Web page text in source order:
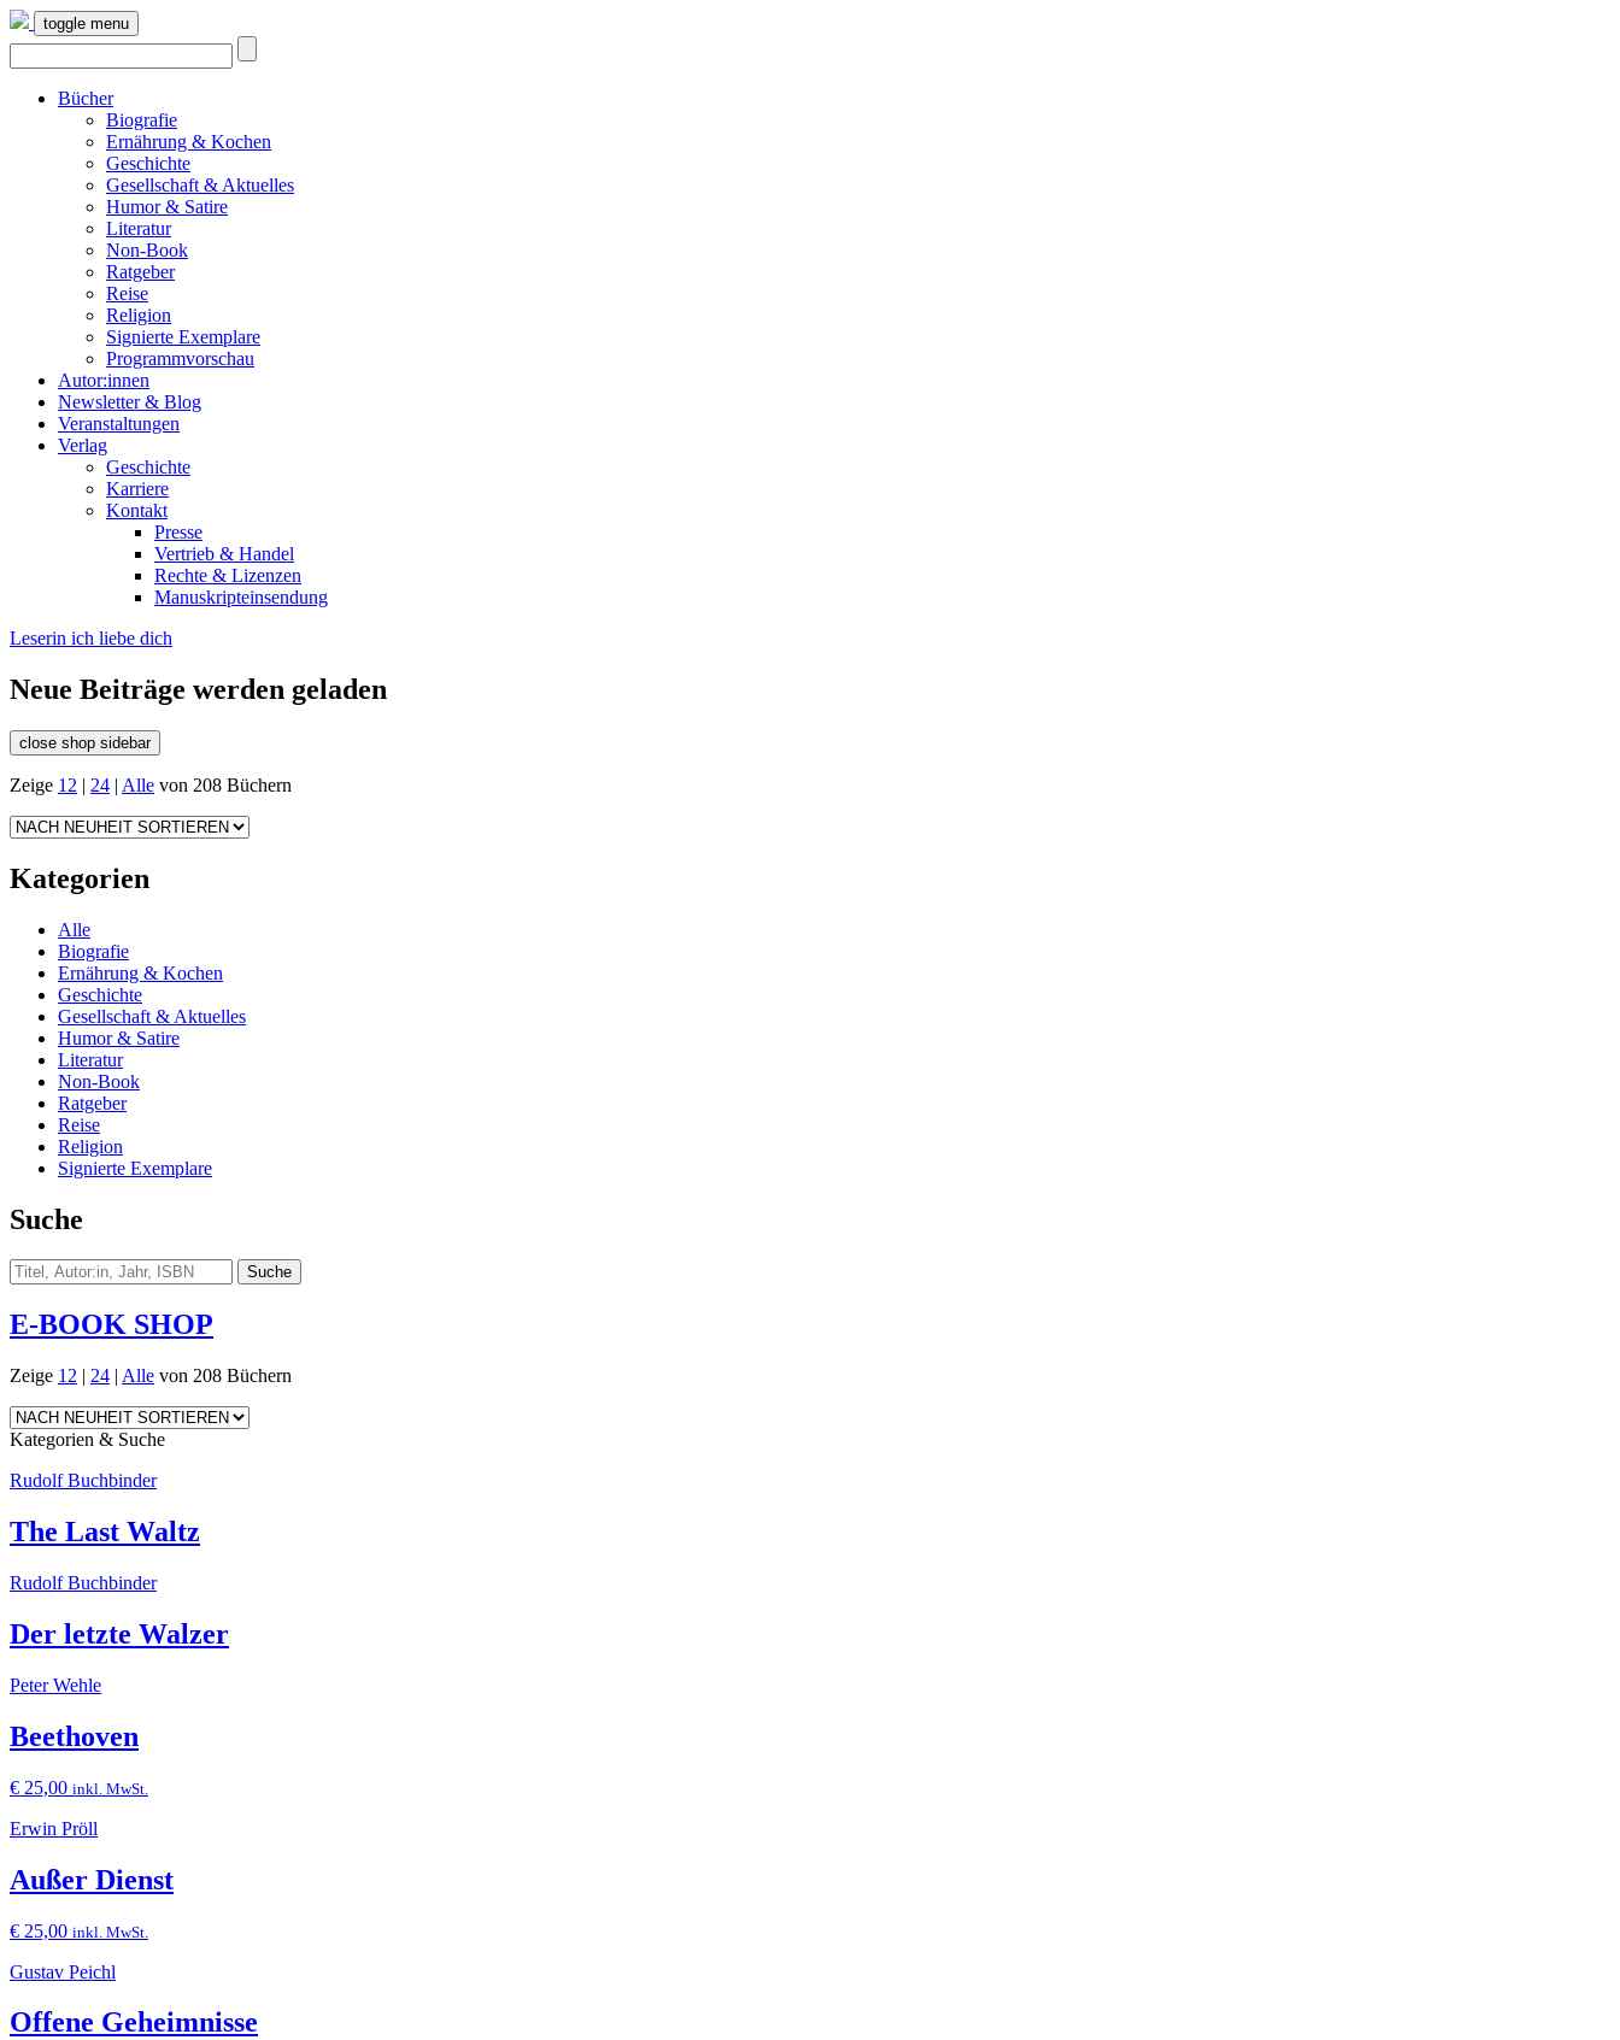
toggle menu
Bücher
Biografie
Ernährung & Kochen
Geschichte
Gesellschaft & Aktuelles
Humor & Satire
Literatur
Non-Book
Ratgeber
Reise
Religion
Signierte Exemplare
Programmvorschau
Autor:innen
Newsletter & Blog
Veranstaltungen
Verlag
Geschichte
Karriere
Kontakt
Presse
Vertrieb & Handel
Rechte & Lizenzen
Manuskripteinsendung
Leserin ich liebe dich
Neue Beiträge werden geladen
close shop sidebar
Zeige 12 | 24 | Alle von 208 Büchern
Kategorien
Alle
Biografie
Ernährung & Kochen
Geschichte
Gesellschaft & Aktuelles
Humor & Satire
Literatur
Non-Book
Ratgeber
Reise
Religion
Signierte Exemplare
Suche
E-BOOK SHOP
Zeige 12 | 24 | Alle von 208 Büchern
Kategorien & Suche
Rudolf Buchbinder
The Last Waltz
Rudolf Buchbinder
Der letzte Walzer
Peter Wehle
Beethoven
€ 25,00 inkl. MwSt.
Erwin Pröll
Außer Dienst
€ 25,00 inkl. MwSt.
Gustav Peichl
Offene Geheimnisse